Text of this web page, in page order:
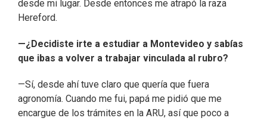
desde mi lugar. Desde entonces me atrapó la raza
Hereford.
—¿Decidiste irte a estudiar a Montevideo y sabías
que ibas a volver a trabajar vinculada al rubro?
—Sí, desde ahí tuve claro que quería que fuera
agronomía. Cuando me fui, papá me pidió que me
encargue de los trámites en la ARU, así que poco a